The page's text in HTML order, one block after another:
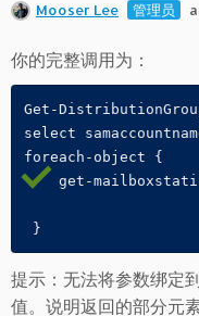
Mooser Lee 管理员
你的完整调用为：
Get-
select
foreach-object {
get-
}
提示：无法将参数绑定
值。说明返回的部分元